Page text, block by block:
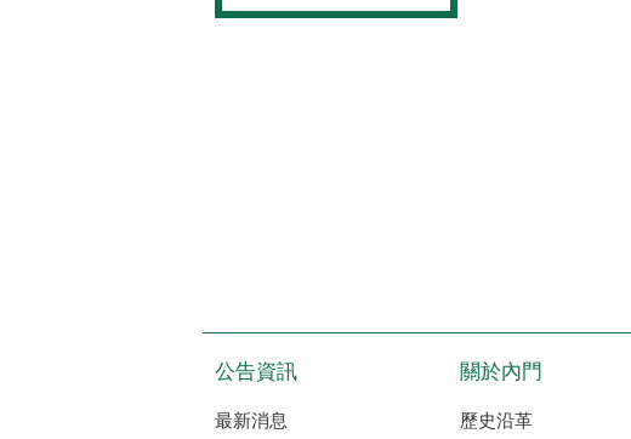
公告資訊
最新消息
關於內門
歷史沿革